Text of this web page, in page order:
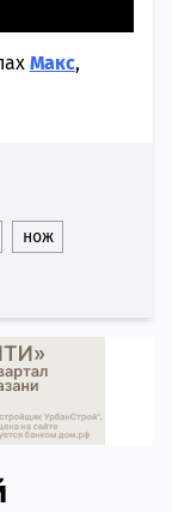
Макс,
нож